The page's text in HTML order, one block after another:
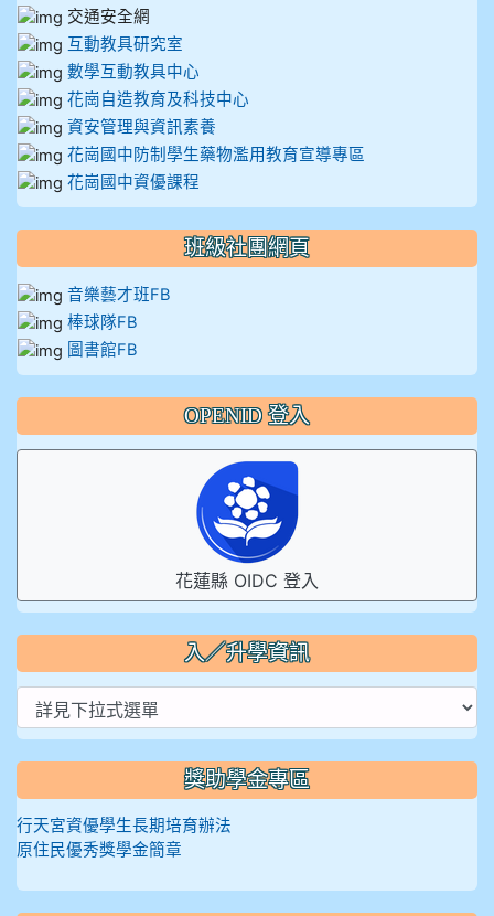
交通安全網
互動教具研究室
數學互動教具中心
花崗自造教育及科技中心
資安管理與資訊素養
花崗國中防制學生藥物濫用教育宣導專區
花崗國中資優課程
班級社團網頁
音樂藝才班FB
棒球隊FB
圖書館FB
OPENID 登入
花蓮縣 OIDC 登入
入／升學資訊
獎助學金專區
行天宮資優學生長期培育辦法
原住民優秀獎學金簡章